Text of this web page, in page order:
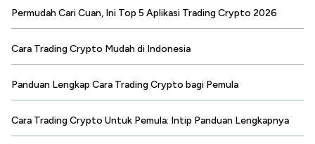
Permudah Cari Cuan, Ini Top 5 Aplikasi Trading Crypto 2026
Cara Trading Crypto Mudah di Indonesia
Panduan Lengkap Cara Trading Crypto bagi Pemula
Cara Trading Crypto Untuk Pemula: Intip Panduan Lengkapnya